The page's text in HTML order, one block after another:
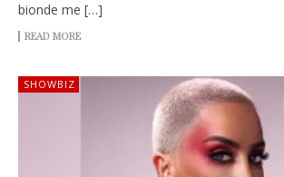
bionde me […]
READ MORE
SHOWBIZ